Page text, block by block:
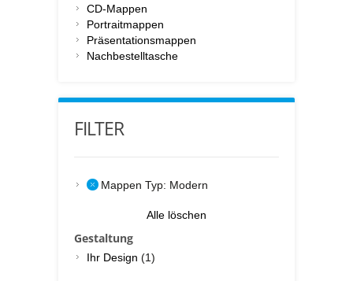
CD-Mappen
Portraitmappen
Präsentationsmappen
Nachbestelltasche
FILTER
Mappen Typ: Modern
Alle löschen
Gestaltung
Ihr Design (1)